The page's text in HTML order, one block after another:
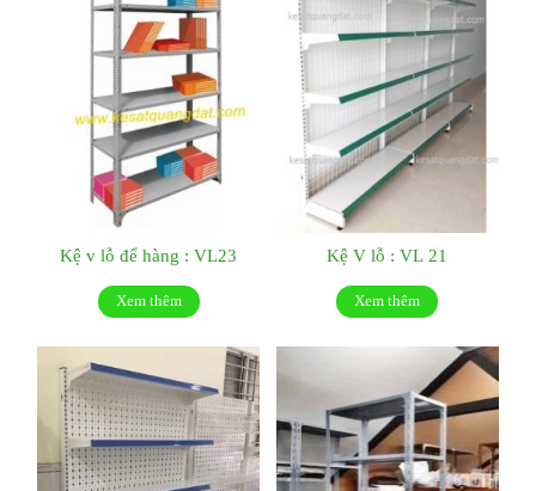
Kệ v lỗ để hàng : VL23
Xem thêm
Kệ V lỗ : VL 21
Xem thêm